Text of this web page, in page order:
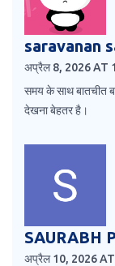
saravanan
अप्रैल 8, 2026 AT
समय के साथ बातचीत
देखना बेहतर है।
SAURABH
अप्रैल 10, 2026